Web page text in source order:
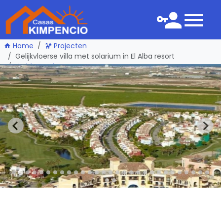
Home
Projecten
Gelijkvloerse villa met solarium in El Alba resort
één pagina terug